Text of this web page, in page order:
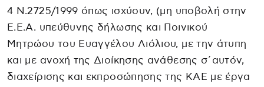
4 Ν.2725/1999 όπως ισχύουν, (μη υποβολή στην
Ε.Ε.Α. υπεύθυνης δήλωσης και Ποινικού
Μητρώου του Ευαγγέλου Λιόλιου, με την άτυπη
και με ανοχή της Διοίκησης ανάθεσης σ΄αυτόν,
διαχείρισης και εκπροσώπησης της ΚΑΕ με έργα